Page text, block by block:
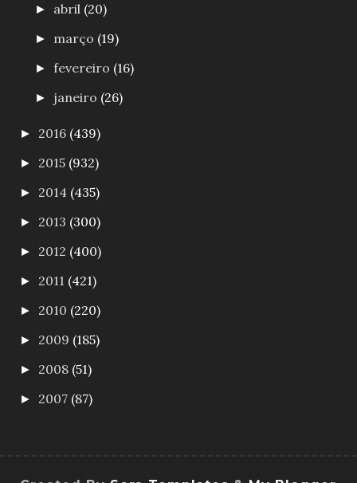
► abril (20)
► março (19)
►fevereiro (16)
► janeiro (26)
► 2016 (439)
► 2015 (932)
► 2014 (435)
► 2013 (300)
► 2012 (400)
► 2011 (421)
► 2010 (220)
► 2009 (185)
► 2008 (51)
► 2007 (87)